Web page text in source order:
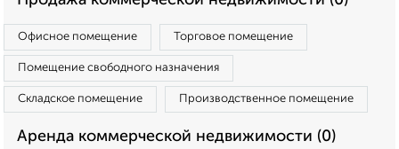
Офисное помещение Торговое помещение
Помещение свободного назначения
Складское помещение Производственное помещение
Аренда коммерческой недвижимости (0)